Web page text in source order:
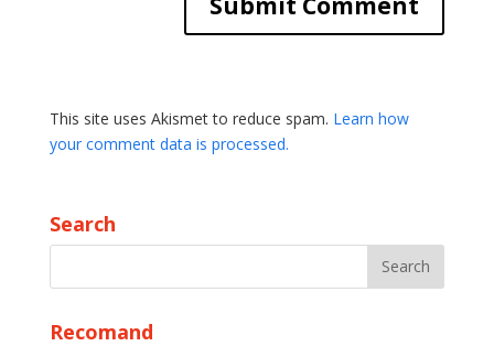
This site uses Akismet to reduce spam. Learn how
your comment data is processed.
Search
Recomand